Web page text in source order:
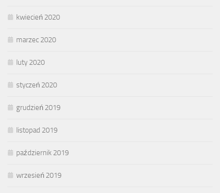
kwiecień 2020
marzec 2020
luty 2020
styczeń 2020
grudzień 2019
listopad 2019
październik 2019
wrzesień 2019